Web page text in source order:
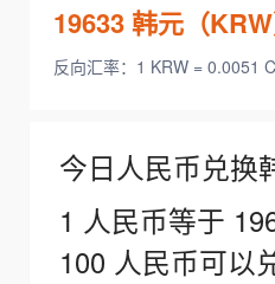
19633韩元（KRW
反向汇率：1 KRW = 0.0051
今日人民币兑换
1 人民币等于
100 人民币可以